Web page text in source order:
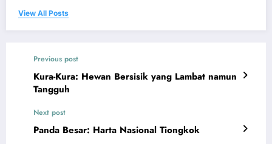
View All Posts
Previous post
Kura-Kura: Hewan Bersisik yang Lambat namun
Tangguh
Next post
Panda Besar: Harta Nasional Tiongkok